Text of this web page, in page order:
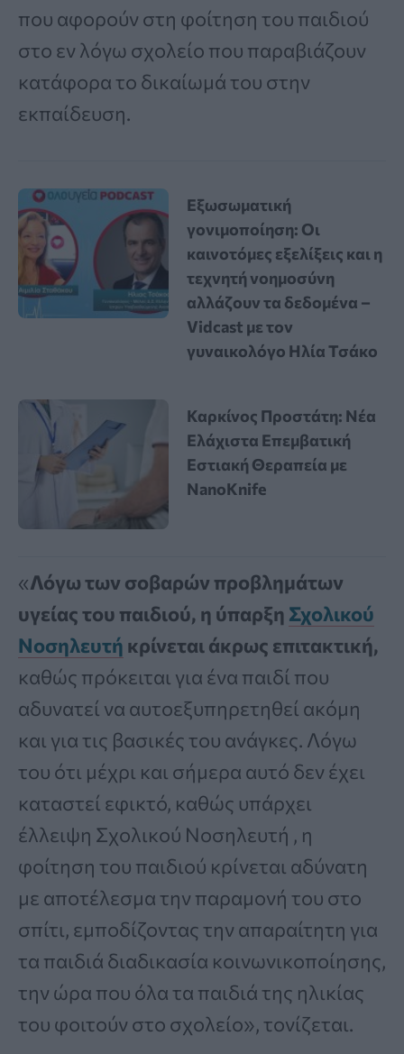
που αφορούν στη φοίτηση του παιδιού
στο εν λόγω σχολείο που παραβιάζουν
κατάφορα το δικαίωμά του στην
εκπαίδευση.
Εξωσωματική
γονιμοποίηση: Οι
καινοτόμες εξελίξεις και η
τεχνητή νοημοσύνη
αλλάζουν τα δεδομένα –
Vidcast με τον
γυναικολόγο Ηλία Τσάκο
Καρκίνος Προστάτη: Νέα
Ελάχιστα Επεμβατική
Εστιακή Θεραπεία με
NanoKnife
«Λόγω των σοβαρών προβλημάτων
υγείας του παιδιού, η ύπαρξη Σχολικού
Νοσηλευτή κρίνεται άκρως επιτακτική,
καθώς πρόκειται για ένα παιδί που
αδυνατεί να αυτοεξυπηρετηθεί ακόμη
και για τις βασικές του ανάγκες. Λόγω
του ότι μέχρι και σήμερα αυτό δεν έχει
καταστεί εφικτό, καθώς υπάρχει
έλλειψη Σχολικού Νοσηλευτή , η
φοίτηση του παιδιού κρίνεται αδύνατη
με αποτέλεσμα την παραμονή του στο
σπίτι, εμποδίζοντας την απαραίτητη για
τα παιδιά διαδικασία κοινωνικοποίησης,
την ώρα που όλα τα παιδιά της ηλικίας
του φοιτούν στο σχολείο», τονίζεται.